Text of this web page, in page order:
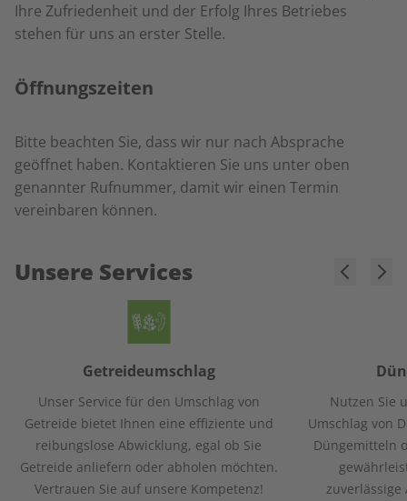
Ihre Zufriedenheit und der Erfolg Ihres Betriebes
stehen für uns an erster Stelle.
Öffnungszeiten
Bitte beachten Sie, dass wir nur nach Absprache
geöffnet haben. Kontaktieren Sie uns unter oben
genannter Rufnummer, damit wir einen Termin
vereinbaren können.
Unsere Services
Getreideumschlag
Unser Service für den Umschlag von
Getreide bietet Ihnen eine effiziente und
reibungslose Abwicklung, egal ob Sie
Getreide anliefern oder abholen möchten.
Vertrauen Sie auf unsere Kompetenz!
Nutzen Sie
Umschlag von
Düngemitteln
zuverlässige